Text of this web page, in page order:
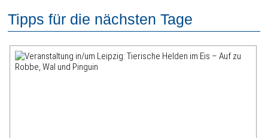
Tipps für die nächsten Tage